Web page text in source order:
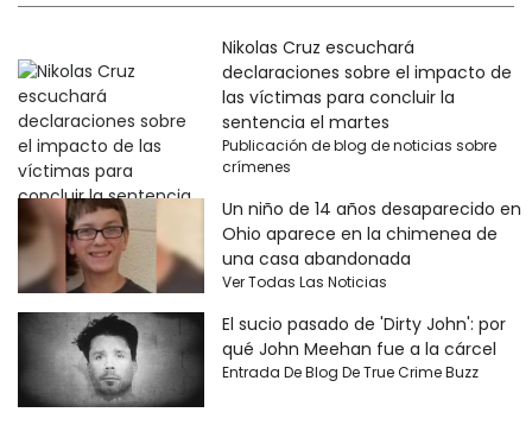
Nikolas Cruz escuchará
declaraciones sobre el impacto de
las víctimas para concluir la
sentencia el martes
Publicación de blog de noticias sobre
crímenes
Un niño de 14 años desaparecido en
Ohio aparece en la chimenea de
una casa abandonada
Ver Todas Las Noticias
El sucio pasado de 'Dirty John': por
qué John Meehan fue a la cárcel
Entrada De Blog De True Crime Buzz